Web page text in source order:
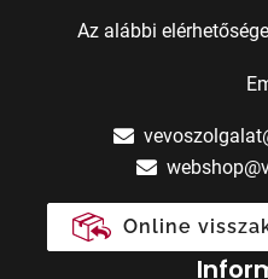
Az alábbi
Online